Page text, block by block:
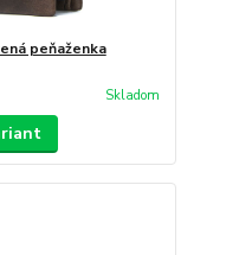
peňaženka
Skladom